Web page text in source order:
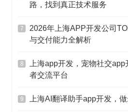
路，找到真正技术服务
7
2026年上海APP开发公司
与交付能力全解析
8
上海app开发，宠物社交
者交流平台
9 上海AI翻译助手app开发，